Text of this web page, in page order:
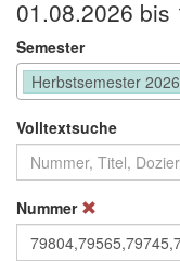
01.08.2026 bis
Semester
Herbstsemester 2026
Volltextsuche
Nummer